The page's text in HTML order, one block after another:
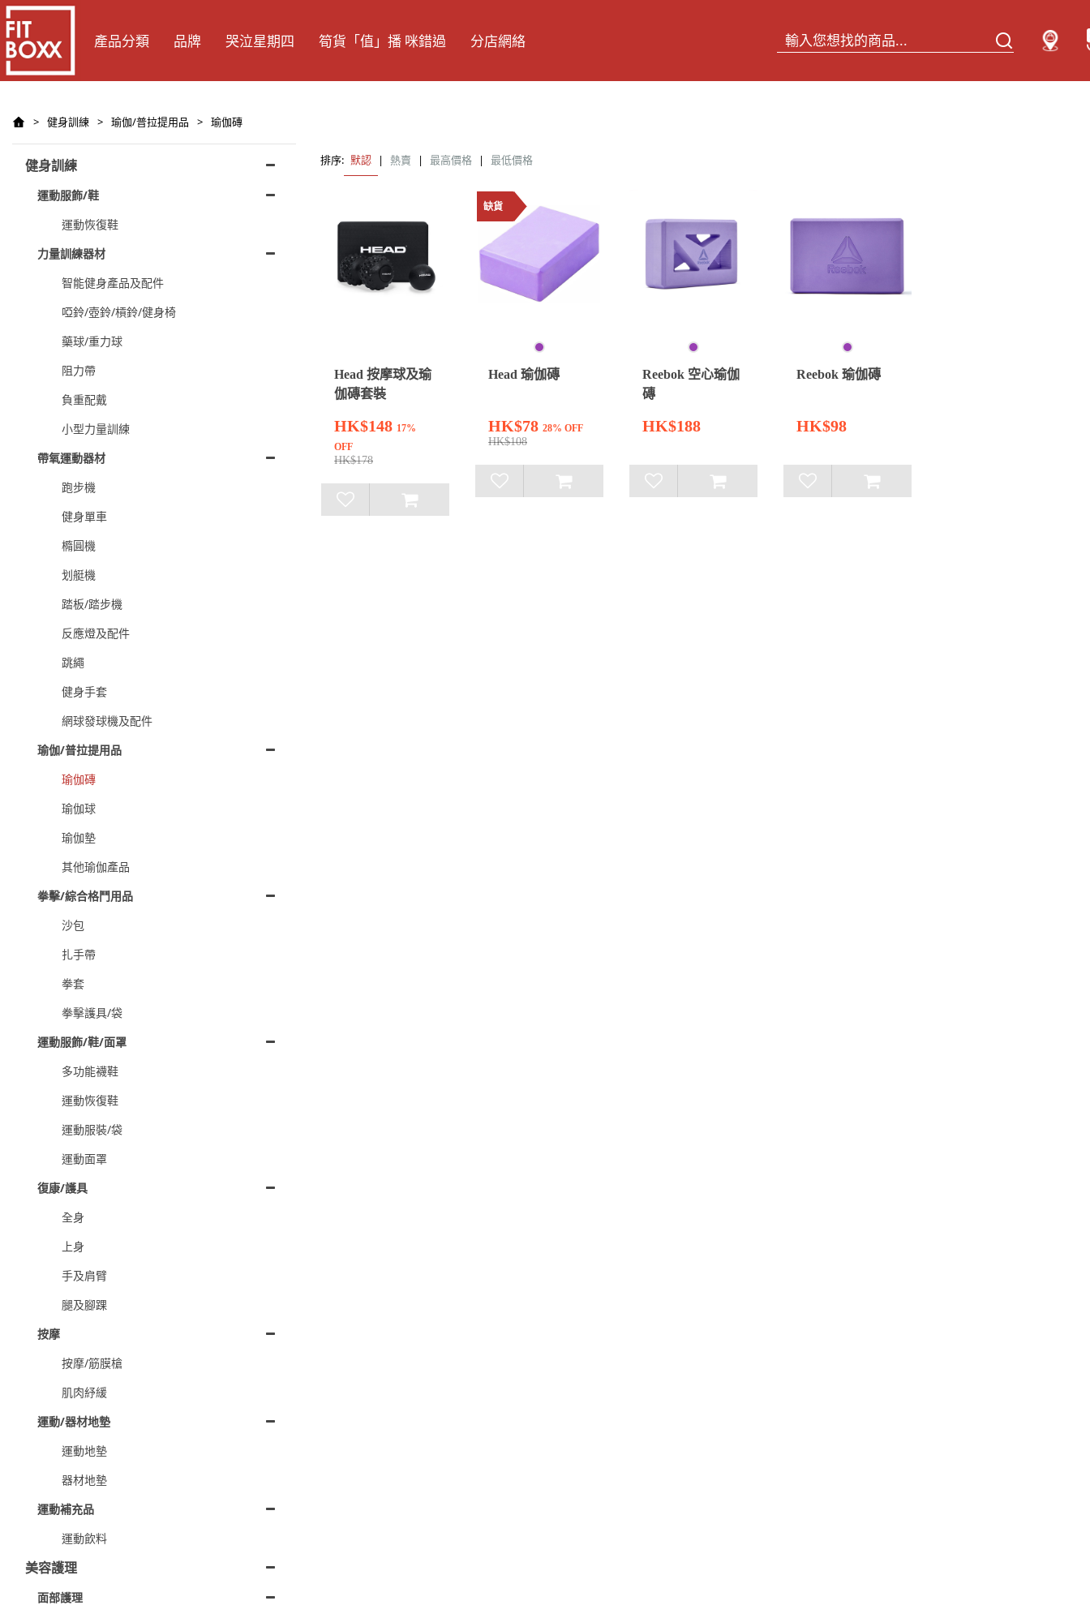
產品分類 品牌 哭泣星期四 筍貨「值」播 咪錯過 分店網絡
> 健身訓練 > 瑜伽/普拉提用品 > 瑜伽磚
健身訓練
運動服飾/鞋
運動恢復鞋
力量訓練器材
智能健身產品及配件
啞鈴/壺鈴/槓鈴/健身椅
藥球/重力球
阻力帶
負重配戴
小型力量訓練
帶氧運動器材
跑步機
健身單車
橢圓機
划艇機
踏板/踏步機
反應燈及配件
跳繩
健身手套
網球發球機及配件
瑜伽/普拉提用品
瑜伽磚
瑜伽球
瑜伽墊
其他瑜伽產品
拳擊/綜合格鬥用品
沙包
扎手帶
拳套
拳擊護具/袋
運動服飾/鞋/面罩
多功能襪鞋
運動恢復鞋
運動服裝/袋
運動面罩
復康/護具
全身
上身
手及肩臂
腿及腳踝
按摩
按摩/筋膜槍
肌肉紓緩
運動/器材地墊
運動地墊
器材地墊
運動補充品
運動飲料
美容護理
面部護理
排序: 默認 | 熱賣 | 最高價格 | 最低價格
Head 按摩球及瑜
伽磚套裝
HK$148 17%
OFF
HK$178
缺貨
Head 瑜伽磚
HK$78 28% OFF
HK$108
Reebok 空心瑜伽
磚
HK$188
Reebok 瑜伽磚
HK$98